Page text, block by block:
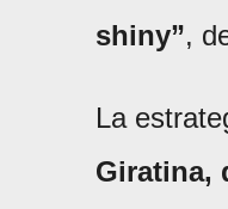
shiny”,
La
Giratina,